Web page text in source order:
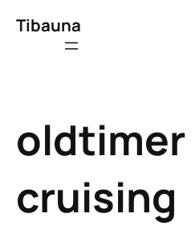
Tibauna
oldtimer
cruising